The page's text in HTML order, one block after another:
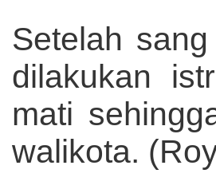
Setelah
dilakukan
mati
walikota.